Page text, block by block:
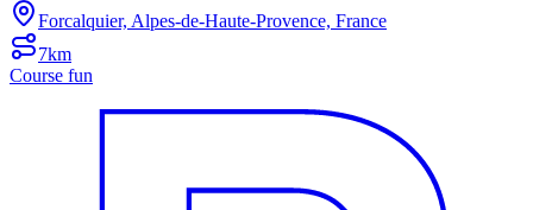
Forcalquier, Alpes-de-Haute-Provence, France
7km
Course fun